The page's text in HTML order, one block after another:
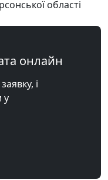
області
онлайн
і
у